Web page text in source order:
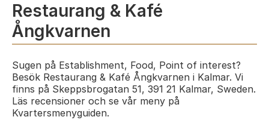
Restaurang & Kafé
Ångkvarnen
Sugen på Establishment, Food, Point of interest?
Besök Restaurang & Kafé Ångkvarnen i Kalmar. Vi
finns på Skeppsbrogatan 51, 391 21 Kalmar, Sweden.
Läs recensioner och se vår meny på
Kvartersmenyguiden.